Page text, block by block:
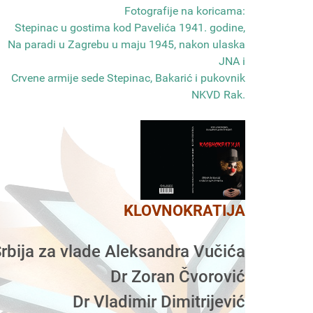
Fotografije na koricama:
Stepinac u gostima kod Pavelića 1941. godine,
Na paradi u Zagrebu u maju 1945, nakon ulaska
JNA i
Crvene armije sede Stepinac, Bakarić i pukovnik
NKVD Rak.
KLOVNOKRATIJA
za vlade Aleksandra Vučića
Dr Zoran Čvorović
Dr Vladimir Dimitrijević